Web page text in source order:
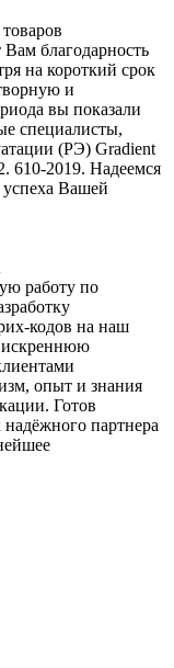
благодарность
на короткий срок
и
вы показали
специалисты,
(РЭ) Gradient
610-2019. Надеемся
успеха Вашей
работу по
кодов на наш
искреннюю
опыт и знания
Готов
партнера